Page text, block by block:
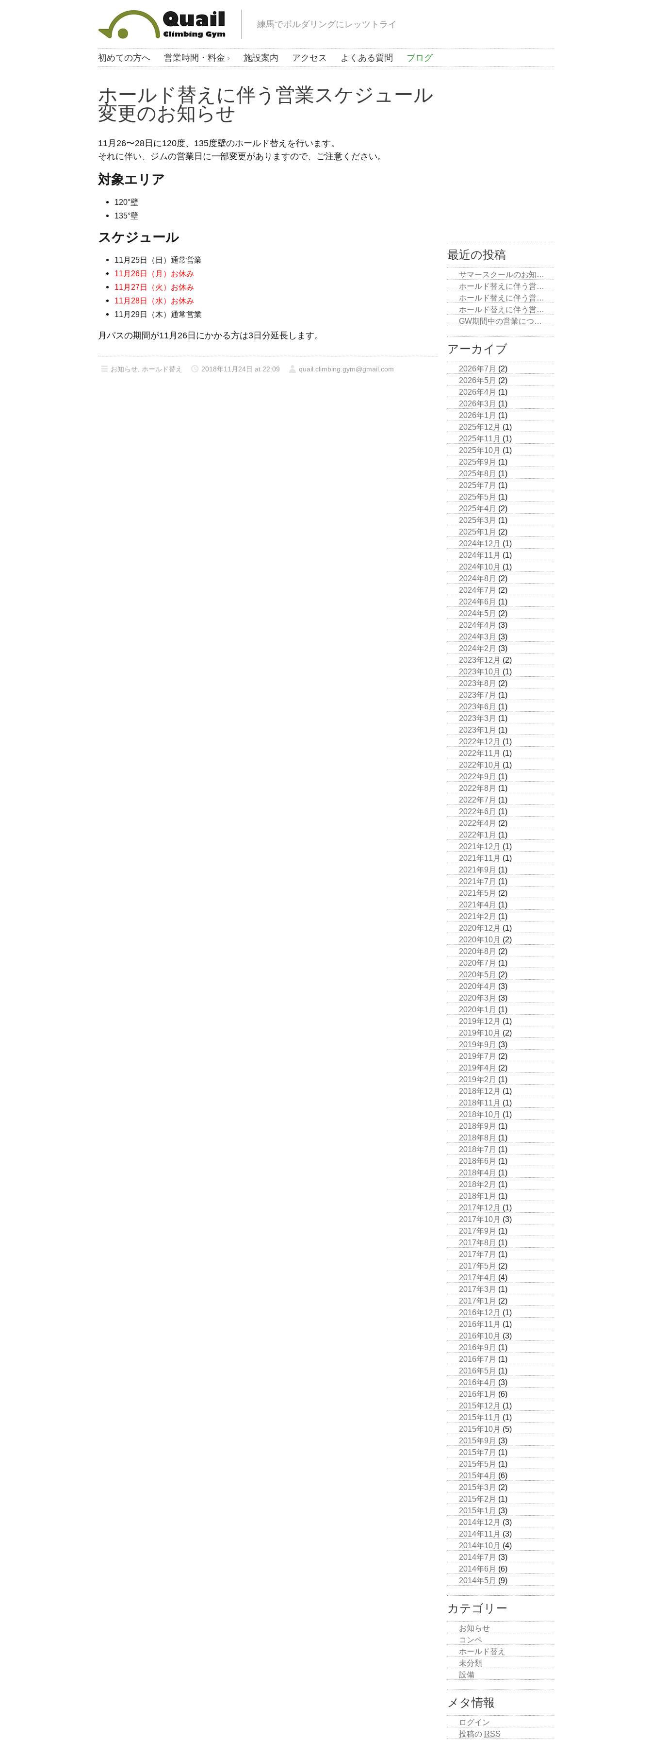
練馬でボルダリングにレッツトライ
初めての方へ 営業時間・料金 施設案内 アクセス よくある質問 ブログ
ホールド替えに伴う営業スケジュール
変更のお知らせ
11月26〜28日に120度、135度壁のホールド替えを行います。
それに伴い、ジムの営業日に一部変更がありますので、ご注意ください。
対象エリア
120°壁
135°壁
スケジュール
11月25日（日）通常営業
11月26日（月）お休み
11月27日（火）お休み
11月28日（水）お休み
11月29日（木）通常営業
月パスの期間が11月26日にかかる方は3日分延長します。
お知らせ ホールド替え 2018年11月24日 at 22:09 quail.climbing.gym@gmail.com
最近の投稿
サマースクールのお知…
ホールド替えに伴う営…
ホールド替えに伴う営…
ホールド替えに伴う営…
GW期間中の営業につ…
アーカイブ
2026年7月 (2)
2026年5月 (2)
2026年4月 (1)
2026年3月 (1)
2026年1月 (1)
2025年12月 (1)
2025年11月 (1)
2025年10月 (1)
2025年9月 (1)
2025年8月 (1)
2025年7月 (1)
2025年5月 (1)
2025年4月 (2)
2025年3月 (1)
2025年1月 (2)
2024年12月 (1)
2024年11月 (1)
2024年10月 (1)
2024年8月 (2)
2024年7月 (2)
2024年6月 (1)
2024年5月 (2)
2024年4月 (3)
2024年3月 (3)
2024年2月 (3)
2023年12月 (2)
2023年10月 (1)
2023年8月 (2)
2023年7月 (1)
2023年6月 (1)
2023年3月 (1)
2023年1月 (1)
2022年12月 (1)
2022年11月 (1)
2022年10月 (1)
2022年9月 (1)
2022年8月 (1)
2022年7月 (1)
2022年6月 (1)
2022年4月 (2)
2022年1月 (1)
2021年12月 (1)
2021年11月 (1)
2021年9月 (1)
2021年7月 (1)
2021年5月 (2)
2021年4月 (1)
2021年2月 (1)
2020年12月 (1)
2020年10月 (2)
2020年8月 (2)
2020年7月 (1)
2020年5月 (2)
2020年4月 (3)
2020年3月 (3)
2020年1月 (1)
2019年12月 (1)
2019年10月 (2)
2019年9月 (3)
2019年7月 (2)
2019年4月 (2)
2019年2月 (1)
2018年12月 (1)
2018年11月 (1)
2018年10月 (1)
2018年9月 (1)
2018年8月 (1)
2018年7月 (1)
2018年6月 (1)
2018年4月 (1)
2018年2月 (1)
2018年1月 (1)
2017年12月 (1)
2017年10月 (3)
2017年9月 (1)
2017年8月 (1)
2017年7月 (1)
2017年5月 (2)
2017年4月 (4)
2017年3月 (1)
2017年1月 (2)
2016年12月 (1)
2016年11月 (1)
2016年10月 (3)
2016年9月 (1)
2016年7月 (1)
2016年5月 (1)
2016年4月 (3)
2016年1月 (6)
2015年12月 (1)
2015年11月 (1)
2015年10月 (5)
2015年9月 (3)
2015年7月 (1)
2015年5月 (1)
2015年4月 (6)
2015年3月 (2)
2015年2月 (1)
2015年1月 (3)
2014年12月 (3)
2014年11月 (3)
2014年10月 (4)
2014年7月 (3)
2014年6月 (6)
2014年5月 (9)
カテゴリー
お知らせ
コンペ
ホールド替え
未分類
設備
メタ情報
ログイン
投稿の RSS